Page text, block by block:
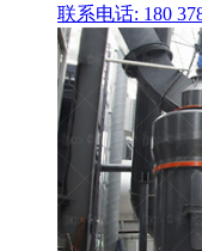
联系电话: 180